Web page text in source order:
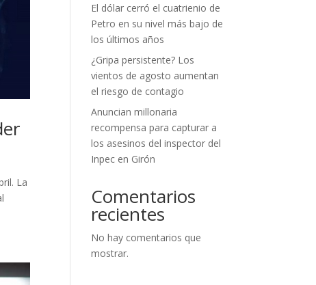
La
El dólar cerró el cuatrienio de
Petro en su nivel más bajo de
los últimos años
¿Gripa persistente? Los
vientos de agosto aumentan
el riesgo de contagio
Anuncian millonaria
recompensa para capturar a
los asesinos del inspector del
Inpec en Girón
Comentarios
recientes
No hay comentarios que
mostrar.